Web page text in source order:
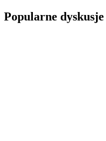
Popularne dyskusje